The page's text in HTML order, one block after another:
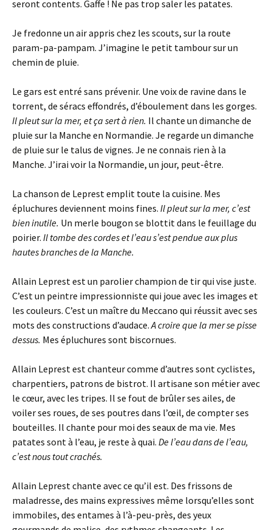
seront contents. Gaffe ! Ne pas trop saler les patates.
Je fredonne un air appris chez les scouts, sur la route
param-pa-pampam. J’imagine le petit tambour sur un
chemin de pluie.
Le gars est entré sans prévenir. Une voix de ravine dans le
torrent, de séracs effondrés, d’éboulement dans les gorges.
Il pleut sur la mer, et ça sert à rien. Il chante un dimanche de
pluie sur la Manche en Normandie. Je regarde un dimanche
de pluie sur le talus de vignes. Je ne connais rien à la
Manche. J’irai voir la Normandie, un jour, peut-être.
La chanson de Leprest emplit toute la cuisine. Mes
épluchures deviennent moins fines. Il pleut sur la mer, c’est
bien inutile. Un merle bougon se blottit dans le feuillage du
poirier. Il tombe des cordes et l’eau s’est pendue aux plus
hautes branches de la Manche.
Allain Leprest est un parolier champion de tir qui vise juste.
C’est un peintre impressionniste qui joue avec les images et
les couleurs. C’est un maître du Meccano qui réussit avec ses
mots des constructions d’audace.A croire que la mer se pisse
dessus. Mes épluchures sont biscornues.
Allain Leprest est chanteur comme d’autres sont cyclistes,
charpentiers, patrons de bistrot. Il artisane son métier avec
le cœur, avec les tripes. Il se fout de brûler ses ailes, de
voiler ses roues, de ses poutres dans l’œil, de compter ses
bouteilles. Il chante pour moi des seaux de ma vie. Mes
patates sont à l’eau, je reste à quai. De l’eau dans de l’eau,
c’est nous tout crachés.
Allain Leprest chante avec ce qu’il est. Des frissons de
maladresse, des mains expressives même lorsqu’elles sont
immobiles, des entames à l’à-peu-près, des yeux